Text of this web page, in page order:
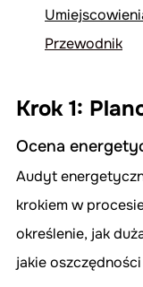
Przewodnik
Krok 1:
Ocena
Audyt
krokiem w
określenie, jak
jakie